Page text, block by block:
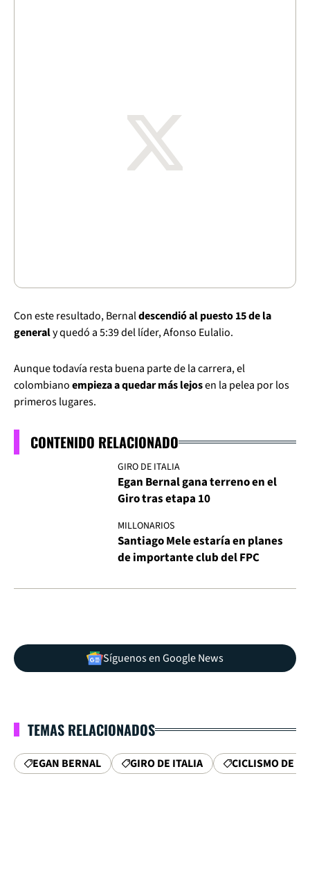
Con este resultado, Bernaldescendió al puesto 15 de la
generaly quedó a 5:39 del líder, Afonso Eulalio.
Aunque todavía resta buena parte de la carrera, el
colombianoempieza a quedar más lejosen la pelea por los
primeros lugares.
CONTENIDO RELACIONADO
GIRO DE ITALIA
Egan Bernal gana terreno en el
Giro tras etapa 10
MILLONARIOS
Santiago Mele estaría en planes
de importante club del FPC
Síguenos en Google News
TEMAS RELACIONADOS
EGAN BERNAL GIRO DE ITALIA CICLISMO DE